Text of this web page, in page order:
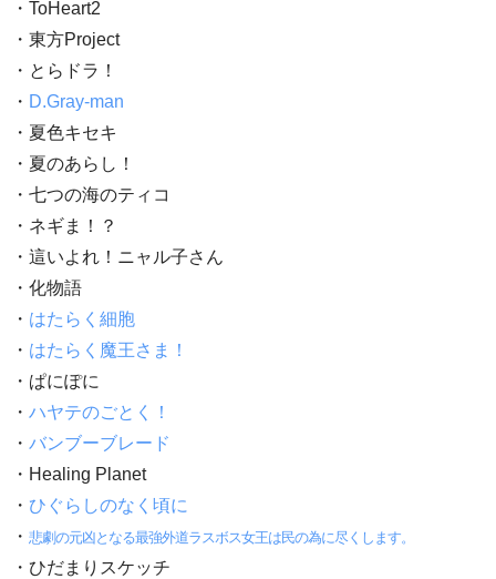
・ToHeart2
・東方Project
・とらドラ！
・ D.Gray-man
・夏色キセキ
・夏のあらし！
・七つの海のティコ
・ネギま！？
・這いよれ！ニャル子さん
・化物語
・ はたらく細胞
・ はたらく魔王さま！
・ぱにぽに
・ ハヤテのごとく！
・ バンブーブレード
・Healing Planet
・ ひぐらしのなく頃に
・ 悲劇の元凶となる最強外道ラスボス女王は民の為に尽くします。
・ひだまりスケッチ